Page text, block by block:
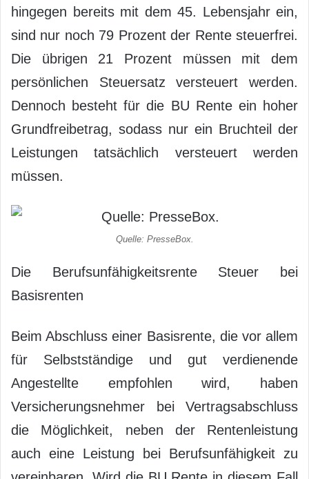
hingegen bereits mit dem 45. Lebensjahr ein,
sind nur noch 79 Prozent der Rente steuerfrei.
Die übrigen 21 Prozent müssen mit dem
persönlichen Steuersatz versteuert werden.
Dennoch besteht für die BU Rente ein hoher
Grundfreibetrag, sodass nur ein Bruchteil der
Leistungen tatsächlich versteuert werden
müssen.
Quelle: PresseBox.
Die Berufsunfähigkeitsrente Steuer bei
Basisrenten
Beim Abschluss einer Basisrente, die vor allem
für Selbstständige und gut verdienende
Angestellte empfohlen wird, haben
Versicherungsnehmer bei Vertragsabschluss
die Möglichkeit, neben der Rentenleistung
auch eine Leistung bei Berufsunfähigkeit zu